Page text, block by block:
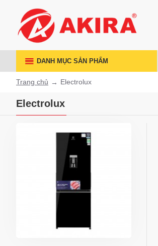
DANH MỤC SẢN PHẨM
Trang chủ Electrolux
Electrolux